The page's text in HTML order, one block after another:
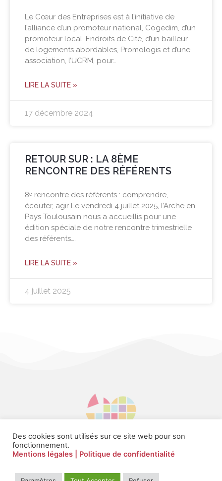
Le Cœur des Entreprises est à l’initiative de
l’alliance d’un promoteur national, Cogedim, d’un
promoteur local, Endroits de Cité, d’un bailleur
de logements abordables, Promologis et d’une
association, l’UCRM, pour…
LIRE LA SUITE »
17 décembre 2024
RETOUR SUR : LA 8ÈME
RENCONTRE DES RÉFÉRENTS
8ᵉ rencontre des référents : comprendre,
écouter, agir Le vendredi 4 juillet 2025, l’Arche en
Pays Toulousain nous a accueillis pour une
édition spéciale de notre rencontre trimestrielle
des référents….
LIRE LA SUITE »
4 juillet 2025
Des cookies sont utilisés sur ce site web pour son
fonctionnement.
Mentions légales
| Politique de confidentialité